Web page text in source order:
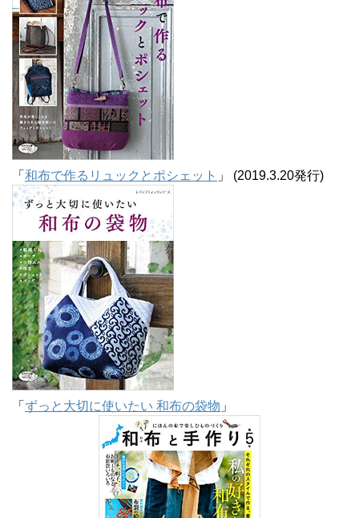
「 和布で作るリュックとポシェット 」 (2019.3.20発行)
「 ずっと大切に使いたい 和布の袋物 」